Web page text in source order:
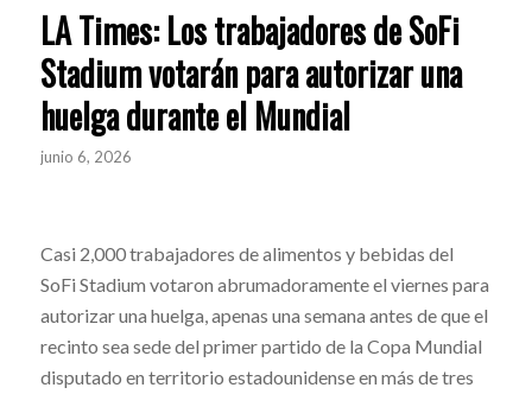
LA Times: Los trabajadores de SoFi
Stadium votarán para autorizar una
huelga durante el Mundial
junio 6, 2026
Casi 2,000 trabajadores de alimentos y bebidas del
SoFi Stadium votaron abrumadoramente el viernes para
autorizar una huelga, apenas una semana antes de que el
recinto sea sede del primer partido de la Copa Mundial
disputado en territorio estadounidense en más de tres